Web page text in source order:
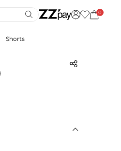
0
Shorts